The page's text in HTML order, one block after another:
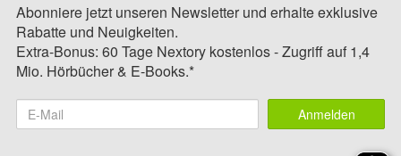
Abonniere jetzt unseren Newsletter und erhalte exklusive
Rabatte und Neuigkeiten.
Extra-Bonus: 60 Tage Nextory kostenlos - Zugriff auf 1,4
Mio. Hörbücher & E-Books.*
Anmelden